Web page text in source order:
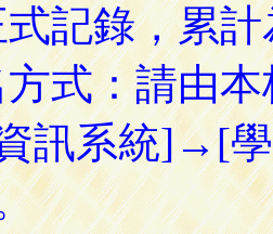
記錄，累
式：請由
訊系統]→[